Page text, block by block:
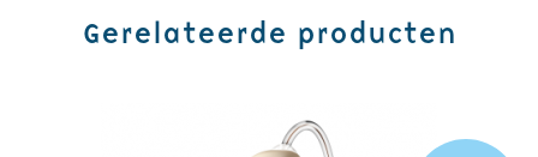
Gerelateerde producten